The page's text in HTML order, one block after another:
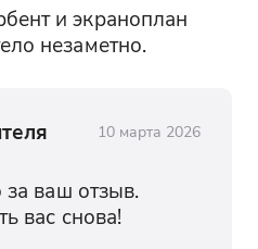
и экраноплан
незаметно.
10 марта 2026
ваш отзыв.
вас снова!